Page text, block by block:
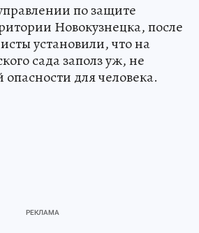
по защите
Новокузнецка, после
установили, что на
сада заполз уж, не
для человека.